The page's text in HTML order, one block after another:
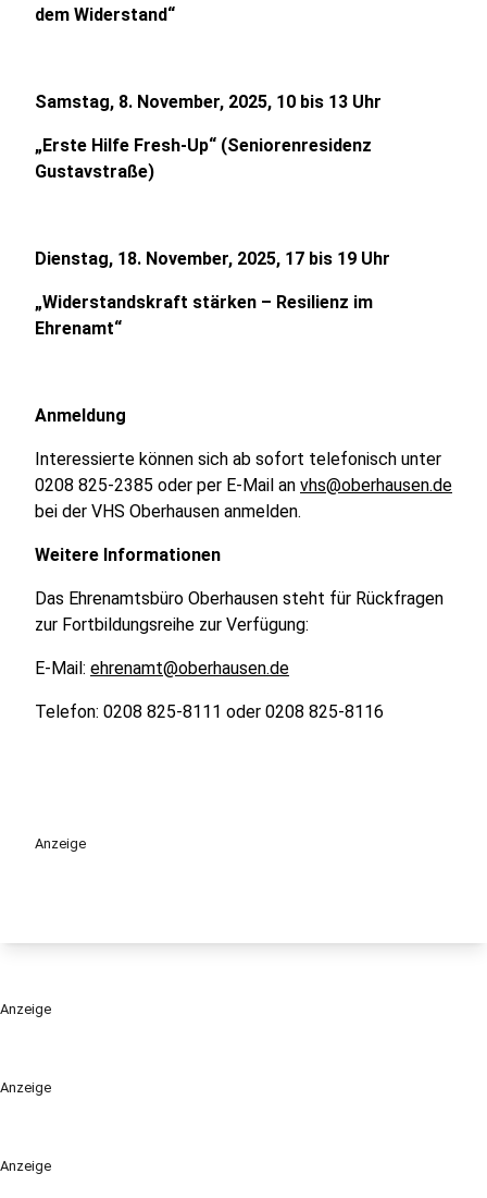
Anzeige
Anzeige
dem Widerstand“
Samstag, 8. November, 2025, 10 bis 13 Uhr
„Erste Hilfe Fresh-Up“ (Seniorenresidenz
Gustavstraße)
Dienstag, 18. November, 2025, 17 bis 19 Uhr
„Widerstandskraft stärken – Resilienz im
Ehrenamt“
Anmeldung
Interessierte können sich ab sofort telefonisch unter
0208 825-2385 oder per E-Mail an vhs@oberhausen.de
bei der VHS Oberhausen anmelden.
Weitere Informationen
Das Ehrenamtsbüro Oberhausen steht für Rückfragen
zur Fortbildungsreihe zur Verfügung:
E-Mail: ehrenamt@oberhausen.de
Telefon: 0208 825-8111 oder 0208 825-8116
Anzeige
Anzeige